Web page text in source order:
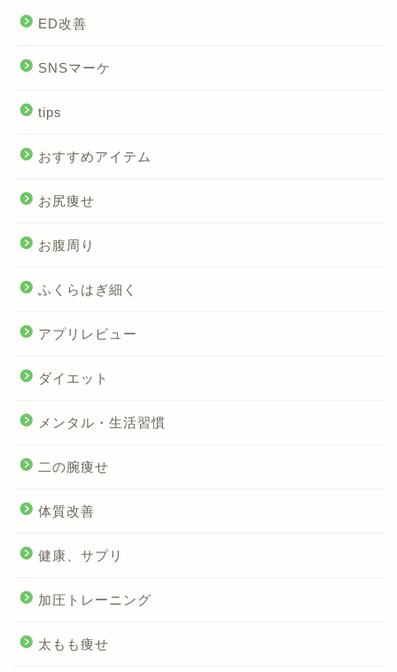
ED改善
SNSマーケ
tips
おすすめアイテム
お尻痩せ
お腹周り
ふくらはぎ細く
アプリレビュー
ダイエット
メンタル・生活習慣
二の腕痩せ
体質改善
健康、サプリ
加圧トレーニング
太もも痩せ